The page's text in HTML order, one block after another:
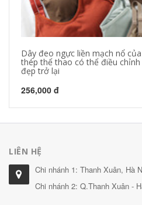
Dây đeo ngực liền mạch nổ
thép thể thao có thể điều
đẹp trở lại
256,000 đ
LIÊN HỆ
Chi nhánh 1: Thanh Xuân, Hà
Chi nhánh 2: Q.Thanh Xuân -